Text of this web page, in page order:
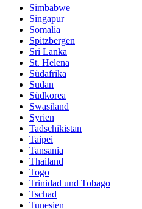
Simbabwe
Singapur
Somalia
Spitzbergen
Sri Lanka
St. Helena
Südafrika
Sudan
Südkorea
Swasiland
Syrien
Tadschikistan
Taipei
Tansania
Thailand
Togo
Trinidad und Tobago
Tschad
Tunesien